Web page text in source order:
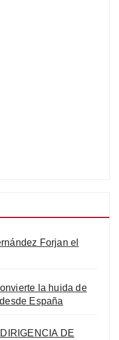
Forjan el
la huida de
España
DE